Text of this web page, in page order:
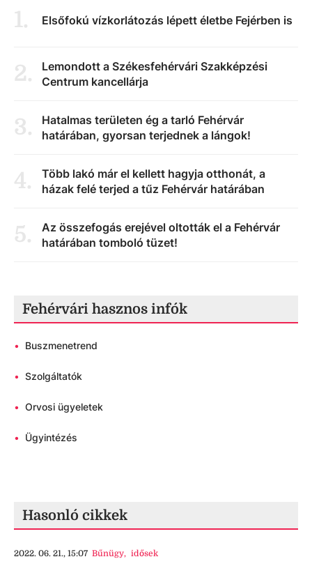
1. Elsőfokú vízkorlátozás lépett életbe Fejérben is
2.
Lemondott a Székesfehérvári Szakképzési
Centrum kancellárja
3.
Hatalmas területen ég a tarló Fehérvár
határában, gyorsan terjednek a lángok!
4.
Több lakó már el kellett hagyja otthonát, a
házak felé terjed a tűz Fehérvár határában
5.
Az összefogás erejével oltották el a Fehérvár
határában tomboló tüzet!
Fehérvári hasznos infók
• Buszmenetrend
• Szolgáltatók
• Orvosi ügyeletek
• Ügyintézés
Hasonló cikkek
2022. 06. 21., 15:07 Bűnügy, idősek